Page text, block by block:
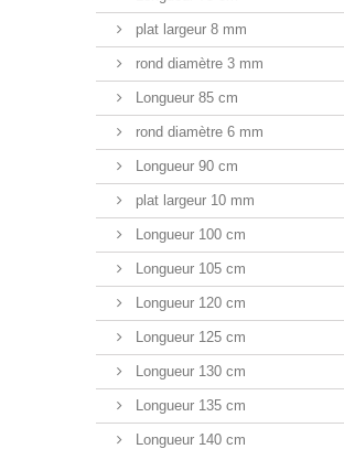
plat largeur 8 mm
rond diamètre 3 mm
Longueur 85 cm
rond diamètre 6 mm
Longueur 90 cm
plat largeur 10 mm
Longueur 100 cm
Longueur 105 cm
Longueur 120 cm
Longueur 125 cm
Longueur 130 cm
Longueur 135 cm
Longueur 140 cm